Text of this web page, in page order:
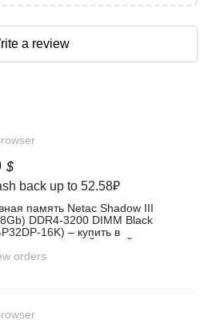
a review
$
back up to 52.58₽
память Netac Shadow III
DDR4-3200 DIMM Black
16K) – купить в
Маркете, 5237269959
orders